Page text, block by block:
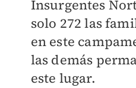
Insurgentes
solo 272 las
en este
las demás
este lugar.